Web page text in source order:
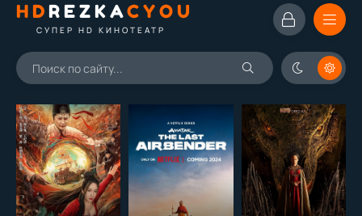
HDREZKACYOU
СУПЕР HD КИНОТЕАТР